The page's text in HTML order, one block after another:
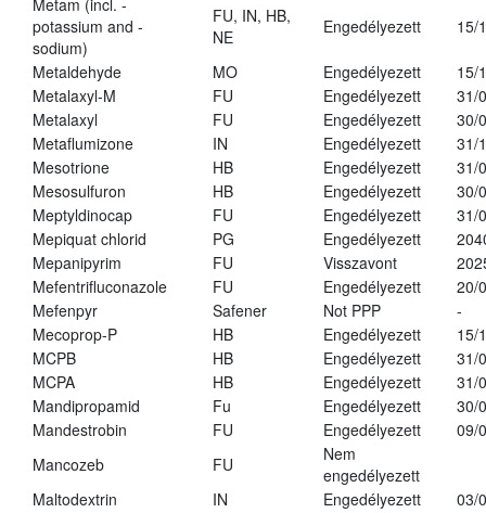
Metam (incl. -
potassium and -
sodium)
FU, IN, HB,
NE
Engedélyezett 15/
Metaldehyde MO Engedélyezett
15/
Metalaxyl-M
FU Engedélyezett
31/
Metalaxyl
FU Engedélyezett
30/
Metaflumizone
IN Engedélyezett
31/
Mesotrione
HB Engedélyezett
31/
Mesosulfuron
HB Engedélyezett
30/
Meptyldinocap
FU Engedélyezett
31/
Mepiquat chlorid
PG Engedélyezett
Mepanipyrim
FU Visszavont
Mefentrifluconazole
FU Engedélyezett
20/
Mefenpyr
Safener Not PPP
-
Mecoprop-P
HB Engedélyezett
15/
MCPB
HB Engedélyezett
31/
MCPA
HB Engedélyezett
31/
Mandipropamid
Fu Engedélyezett
30/
Mandestrobin
FU Engedélyezett
09/
Mancozeb
FU
Nem
engedélyezett
Maltodextrin
IN Engedélyezett
03/